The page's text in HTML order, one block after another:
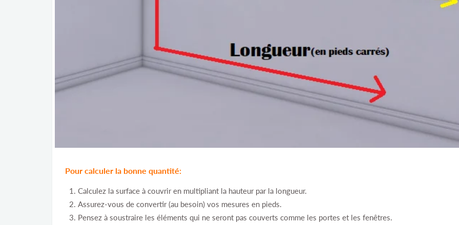
Pour calculer la bonne quantité:
Calculez la surface à couvrir en multipliant la hauteur par la longueur.
Assurez-vous de convertir (au besoin) vos mesures en pieds.
Pensez à soustraire les éléments qui ne seront pas couverts comme les portes et les fenêtres.